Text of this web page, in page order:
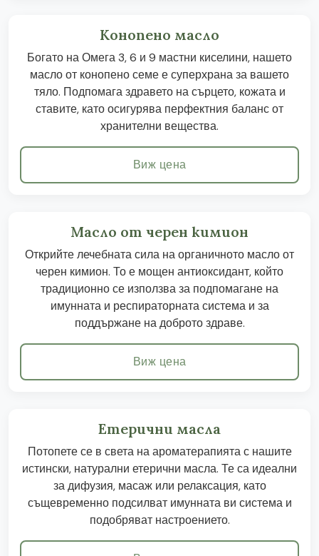
Конопено масло
Богато на Омега 3, 6 и 9 мастни киселини, нашето
масло от конопено семе е суперхрана за вашето
тяло. Подпомага здравето на сърцето, кожата и
ставите, като осигурява перфектния баланс от
хранителни вещества.
Виж цена
Масло от черен кимион
Открийте лечебната сила на органичното масло от
черен кимион. То е мощен антиоксидант, който
традиционно се използва за подпомагане на
имунната и респираторната система и за
поддържане на доброто здраве.
Виж цена
Етерични масла
Потопете се в света на ароматерапията с нашите
истински, натурални етерични масла. Те са идеални
за дифузия, масаж или релаксация, като
същевременно подсилват имунната ви система и
подобряват настроението.